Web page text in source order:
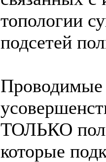
топологии
подсетей
Проводимые
ТОЛЬКО
которые